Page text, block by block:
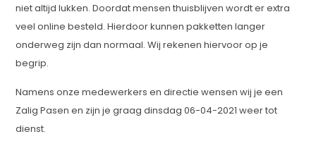
niet altijd lukken. Doordat mensen thuisblijven wordt er extra
veel online besteld. Hierdoor kunnen pakketten langer
onderweg zijn dan normaal. Wij rekenen hiervoor op je
begrip.
Namens onze medewerkers en directie wensen wij je een
Zalig Pasen en zijn je graag dinsdag 06-04-2021 weer tot
dienst.